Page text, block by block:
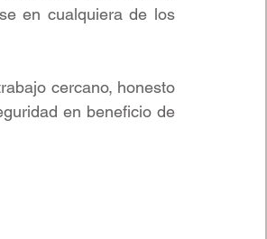
en cualquiera de los
cercano, honesto
en beneficio de